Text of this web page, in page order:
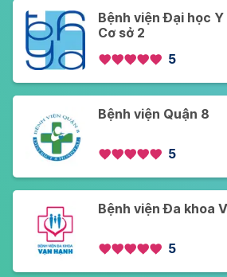
Bệnh viện Đại học
Cơ sở 2
5
Bệnh viện Quận 8
5
Bệnh viện Đa khoa
5